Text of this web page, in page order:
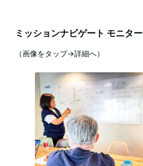
ミッションナビゲート モニター
（画像をタップ→詳細へ）